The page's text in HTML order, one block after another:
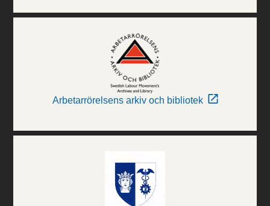
Arbetarrörelsens arkiv och bibliotek